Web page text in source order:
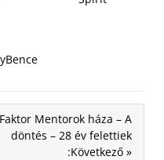
Mentorok háza – A
döntés – 28 év felettiek
:Következő »